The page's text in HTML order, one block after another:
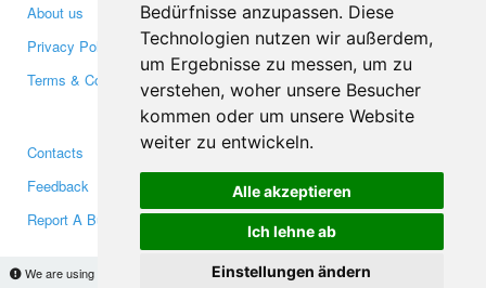
Bedürfnisse anzupassen. Diese
Technologien nutzen wir außerdem,
um Ergebnisse zu messen, um zu
verstehen, woher unsere Besucher
kommen oder um unsere Website
weiter zu entwickeln.
Alle akzeptieren
Ich lehne ab
Einstellungen ändern
We are using cookies to provide statistics that help us give you the best experience of
About us
Privacy Policy
Terms & Conditions
Business Partners
Investors
Media
Contacts
Feedback
Report A Bug
Facebook
Twitter
YouTube
Google+